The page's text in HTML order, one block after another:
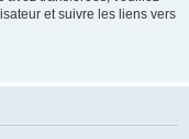
et suivre les liens vers